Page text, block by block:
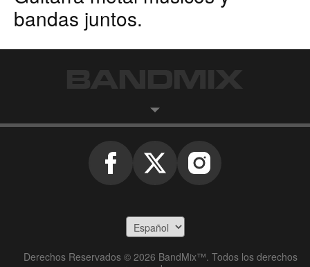
bandas juntos.
Derechos Reservados © 2026 BandMix™. Todos los derechos